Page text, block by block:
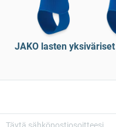
JAKO lasten